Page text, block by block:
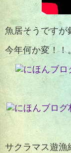
魚居そうですが
今年何か変！！。
サクラマス遊漁